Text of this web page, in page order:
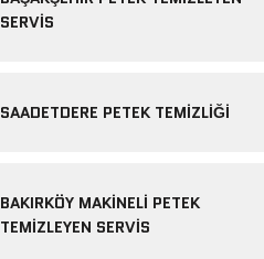
SERVIS
SAADETDERE PETEK TEMIZLIĞI
BAKIRKÖY MAKINELI PETEK
TEMIZLEYEN SERVIS